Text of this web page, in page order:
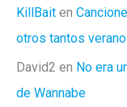
KillBait en
otros tantos
David2 en No era
de Wannabe